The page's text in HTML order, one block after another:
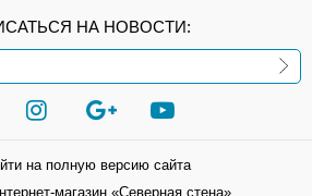
НА НОВОСТИ:
на полную версию сайта
магазин «Северная стена»